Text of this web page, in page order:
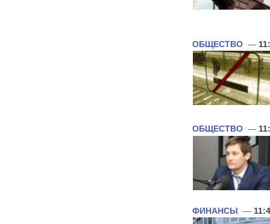
ОБЩЕСТВО —
ОБЩЕСТВО —
ФИНАНСЫ —